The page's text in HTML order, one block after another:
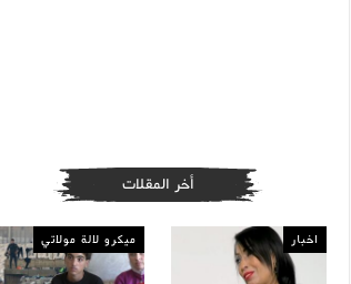
أخر المقلات
اخبار ميكرو لالة مولاتي